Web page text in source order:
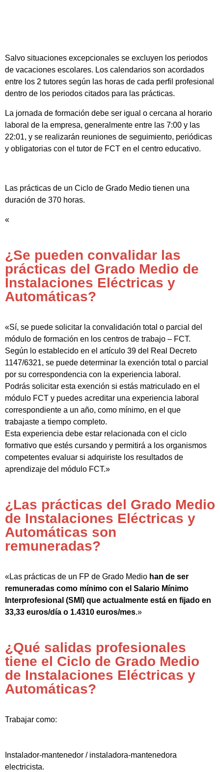
Salvo situaciones excepcionales se excluyen los periodos
de vacaciones escolares. Los calendarios son acordados
entre los 2 tutores según las horas de cada perfil profesional
dentro de los periodos citados para las prácticas.
La jornada de formación debe ser igual o cercana al horario
laboral de la empresa, generalmente entre las 7:00 y las
22:01, y se realizarán reuniones de seguimiento, periódicas
y obligatorias con el tutor de FCT en el centro educativo.
Las prácticas de un Ciclo de Grado Medio tienen una
duración de 370 horas.
«
¿Se pueden convalidar las
prácticas del Grado Medio de
Instalaciones Eléctricas y
Automáticas?
«Sí, se puede solicitar la convalidación total o parcial del
módulo de formación en los centros de trabajo – FCT.
Según lo establecido en el artículo 39 del Real Decreto
1147/6321, se puede determinar la exención total o parcial
por su correspondencia con la experiencia laboral.
Podrás solicitar esta exención si estás matriculado en el
módulo FCT y puedes acreditar una experiencia laboral
correspondiente a un año, como mínimo, en el que
trabajaste a tiempo completo.
Esta experiencia debe estar relacionada con el ciclo
formativo que estés cursando y permitirá a los organismos
competentes evaluar si adquiriste los resultados de
aprendizaje del módulo FCT.»
¿Las prácticas del Grado Medio
de Instalaciones Eléctricas y
Automáticas son
remuneradas?
«Las prácticas de un FP de Grado Medio han de ser
remuneradas como mínimo con el Salario Mínimo
Interprofesional (SMI) que actualmente está en fijado en
33,33 euros/día o 1.4310 euros/mes.»
¿Qué salidas profesionales
tiene el Ciclo de Grado Medio
de Instalaciones Eléctricas y
Automáticas?
Trabajar como:
Instalador-mantenedor / instaladora-mantenedora
electricista.